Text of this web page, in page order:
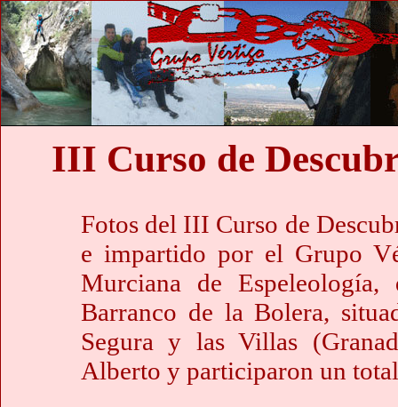
III Curso de
Fotos del III Curso de
e impartido por el Grupo
Murciana de
Barranco de la Bolera,
Segura y las Villas
Alberto y participaron un